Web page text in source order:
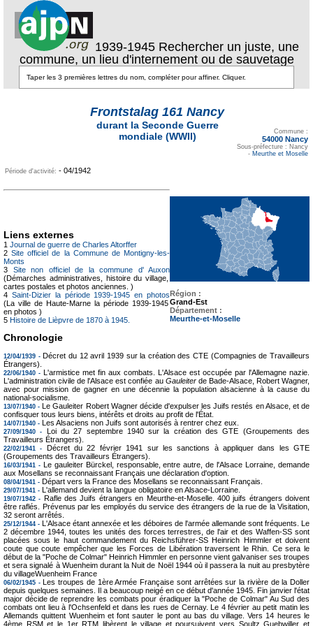
1939-1945 Rechercher un juste, une
commune, un lieu d'internement ou de sauvetage
Frontstalag 161 Nancy
durant la Seconde Guerre
mondiale (WWII)
Commune :
54000 Nancy
Sous-préfecture : Nancy
- Meurthe et Moselle
Période d'activité: - 04/1942
Région :
Grand-Est
Département :
Meurthe-et-Moselle
Liens externes
1 Journal de guerre de Charles Altorffer
2Site officiel de la Commune de Montigny-les-
Monts
3 Site non officiel de la commune d' Auxon
(Démarches administratives, histoire du village,
cartes postales et photos anciennes. )
4 Saint-Dizier la période 1939-1945 en photos
(La ville de Haute-Marne la période 1939-1945
en photos )
5 Histoire de Lièpvre de 1870 à 1945.
Chronologie
12/04/1939 - Décret du 12 avril 1939 sur la création des CTE (Compagnies de Travailleurs
Étrangers).
22/06/1940 - L'armistice met fin aux combats. L'Alsace est occupée par l'Allemagne nazie.
L'administration civile de l'Alsace est confiée au Gauleiter de Bade-Alsace, Robert Wagner,
avec pour mission de gagner en une décennie la population alsacienne à la cause du
national-socialisme.
13/07/1940 - Le Gauleiter Robert Wagner décide d'expulser les Juifs restés en Alsace, et de
confisquer tous leurs biens, intérêts et droits au profit de l'État.
14/07/1940 - Les Alsaciens non Juifs sont autorisés à rentrer chez eux.
27/09/1940 -
Loi du 27 septembre 1940 sur la création des GTE (Groupements des
Travailleurs Étrangers).
22/02/1941 -
Décret du 22 février 1941 sur les sanctions à appliquer dans les GTE
(Groupements des Travailleurs Étrangers).
16/03/1941 - Le gauleiter Bürckel, responsable, entre autre, de l'Alsace Lorraine, demande
aux Mosellans se reconnaissant Français une déclaration d'option.
08/04/1941 - Départ vers la France des Mosellans se reconnaissant Français.
29/07/1941 - L'allemand devient la langue obligatoire en Alsace-Lorraine.
19/07/1942 - Rafle des Juifs étrangers en Meurthe-et-Moselle. 400 juifs étrangers doivent
être raflés. Prévenus par les employés du service des étrangers de la rue de la Visitation,
32 seront arrêtés.
25/12/1944 - L'Alsace étant annexée et les déboires de l'armée allemande sont fréquents. Le
2 décembre 1944, toutes les unités des forces terrestres, de l'air et des Waffen-SS sont
placées sous le haut commandement du Reichsführer-SS Heinrich Himmler et doivent
coute que coute empêcher que les Forces de Libération traversent le Rhin. Ce sera le
début de la "Poche de Colmar" Heinrich Himmler en personne vient galvaniser ses troupes
et sera signalé à Wuenheim durant la Nuit de Noël 1944 où il passera la nuit au presbytère
du villageWuenheim France
06/02/1945 - Les troupes de 1ère Armée Française sont arrêtées sur la rivière de la Doller
depuis quelques semaines. Il a beaucoup neigé en ce début d'année 1945. Fin janvier l'état
major décide de reprendre les combats pour éradiquer la "Poche de Colmar" Au Sud des
combats ont lieu à l'Ochsenfeld et dans les rues de Cernay. Le 4 février au petit matin les
Allemands quittent Wuenheim et font sauter le pont au bas du village. Vers 14 heures le
4ème RSM et le 1er RTM libèrent le village et poursuivent vers Soultz Guebwiller et